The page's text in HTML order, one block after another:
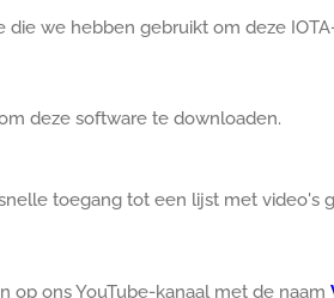
die we hebben gebruikt om deze
deze software te downloaden.
toegang tot een lijst met video's
op ons YouTube-kanaal met de naam